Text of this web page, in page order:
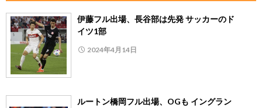
伊藤フル出場、長谷部は先発 サッカーのド
イツ1部
2024年4月14日
ルートン橋岡フル出場、OGも イングラン